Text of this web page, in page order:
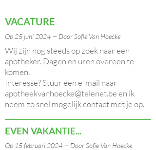
VACATURE
Op 25 juni 2024 — Door Sofie Van Hoecke
Wij zijn nog steeds op zoek naar een
apotheker. Dagen en uren overeen te
komen.
Interesse? Stuur een e-mail naar
apotheekvanhoecke@telenet.be en ik
neem zo snel mogelijk contact met je op.
EVEN VAKANTIE...
Op 15 februari 2024 — Door Sofie Van Hoecke